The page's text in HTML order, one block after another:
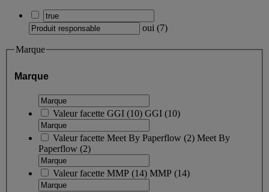
oui (7)
Marque
Marque
Valeur facette GGI (10) GGI (10)
Valeur facette Meet By Paperflow (2) Meet By
Paperflow (2)
Valeur facette MMP (14) MMP (14)